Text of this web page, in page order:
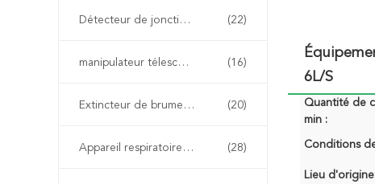
Détecteur de jonction non linéaire (22)
manipulateur télescopique d'eod (16)
Extincteur de brume de l'eau (20)
Appareil respiratoire d'individu (28)
6L/S
Quantité de
min :
Conditions
Lieu